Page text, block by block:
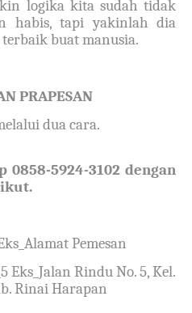
logika kita sudah tidak
habis, tapi yakinlah dia
buat manusia.
PRAPESAN
dua cara.
0858-5924-3102 dengan
Pemesan
Eks_Jalan Rindu No. 5, Kel.
Rinai Harapan